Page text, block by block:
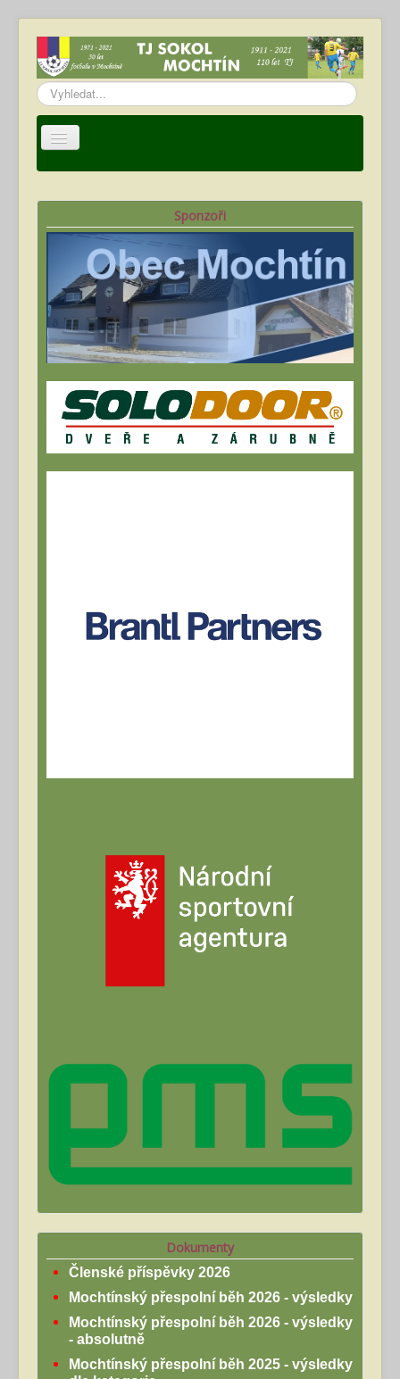
Vyhledávání...
Oddíl fotbalu
Hráči
Kalendář akcí
Fotogalerie
Ke stažení
Archív článků
Přihlásit
Sponzoři
Dokumenty
Členské příspěvky 2026
Mochtínský přespolní běh 2026 - výsledky
Mochtínský přespolní běh 2026 - výsledky
- absolutně
Mochtínský přespolní běh 2025 - výsledky